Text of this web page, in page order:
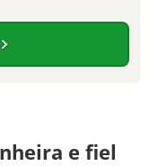
e fiel